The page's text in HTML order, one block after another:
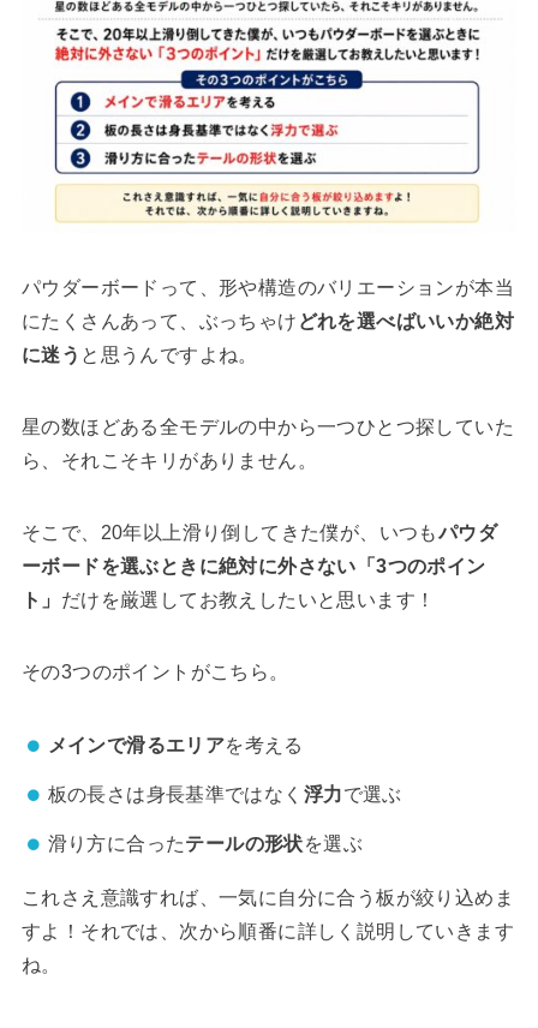
パウダーボードって、形や構造のバリエーションが本当
にたくさんあって、ぶっちゃけ どれを選べばいいか絶対
に迷う と思うんですよね。
星の数ほどある全モデルの中から一つひとつ探していた
ら、それこそキリがありません。
そこで、20年以上滑り倒してきた僕が、いつもパウダ
ーボードを選ぶときに絶対に外さない「3つのポイン
ト」 だけを厳選してお教えしたいと思います！
その3つのポイントがこちら。
メインで滑るエリアを考える
板の長さは身長基準ではなく 浮力で選ぶ
滑り方に合ったテールの形状を選ぶ
これさえ意識すれば、一気に自分に合う板が絞り込めま
すよ！それでは、次から順番に詳しく説明していきます
ね。